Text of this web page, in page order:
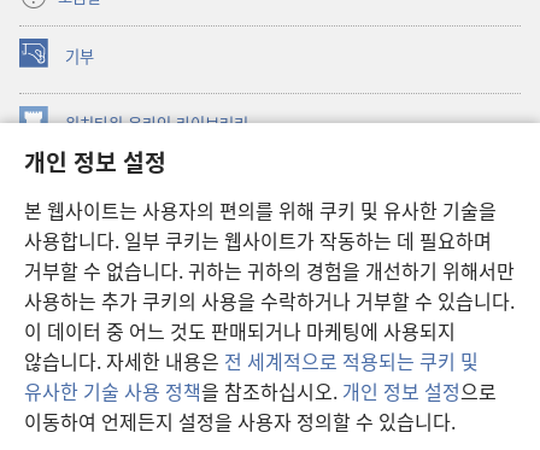
개인 정보 설정
본 웹사이트는 사용자의 편의를 위해 쿠키 및 유사한 기술을
사용합니다. 일부 쿠키는 웹사이트가 작동하는 데 필요하며
거부할 수 없습니다. 귀하는 귀하의 경험을 개선하기 위해서만
사용하는 추가 쿠키의 사용을 수락하거나 거부할 수 있습니다.
이 데이터 중 어느 것도 판매되거나 마케팅에 사용되지
않습니다. 자세한 내용은 전 세계적으로 적용되는 쿠키 및
유사한 기술 사용 정책을 참조하십시오. 개인 정보 설정으로
이동하여 언제든지 설정을 사용자 정의할 수 있습니다.
기부
(새로운
창
열기) 워치타워 온라인 라이브러리
창
JW Hub ®
창
열기) JW 라이브러리
워치타워 라이브러리
Copyright© 2026 Watch Tower Bible and Tract Society of Pennsylvania.
이용 약관| 개인 정보 보호 정책| 개인 정보 보호 설정